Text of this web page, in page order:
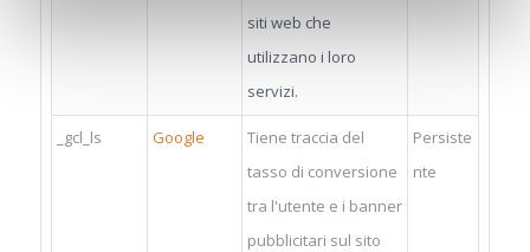
siti web che
utilizzano i loro
servizi.
_gcl_ls Google
Tiene traccia del
tasso di conversione
tra l'utente e i banner
pubblicitari sul sito
Persiste
nte